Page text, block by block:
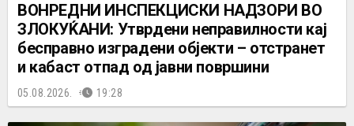
ВОНРЕДНИ ИНСПЕКЦИСКИ НАДЗОРИ ВО
ЗЛОКУЌАНИ: Утврдени неправилности кај
бесправно изградени објекти – отстранет
и кабаст отпад од јавни површини
05.08.2026. 19:28